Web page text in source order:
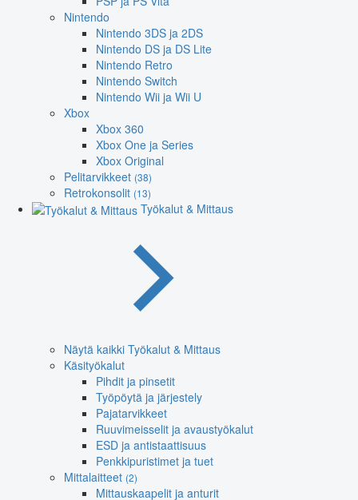
Nintendo
Nintendo 3DS ja 2DS
Nintendo DS ja DS Lite
Nintendo Retro
Nintendo Switch
Nintendo Wii ja Wii U
Xbox
Xbox 360
Xbox One ja Series
Xbox Original
Pelitarvikkeet (38)
Retrokonsolit (13)
Työkalut & Mittaus
Näytä kaikki Työkalut & Mittaus
Käsityökalut
Pihdit ja pinsetit
Työpöytä ja järjestely
Pajatarvikkeet
Ruuvimeisselit ja avaustyökalut
ESD ja antistaattisuus
Penkkipuristimet ja tuet
Mittalaitteet (2)
Mittauskaapelit ja anturit